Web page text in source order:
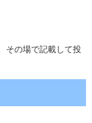
その場で記載して投